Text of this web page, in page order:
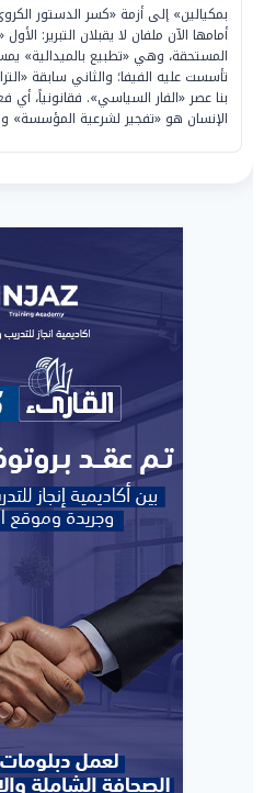
بمكيالين» إلى أزمة «كسر الدستور
أمامها الآن ملفان لا يقبلان التبرير: الأول
المستحقة، وهي «تطبيع بالميدالية»
تأسست عليه الفيفا؛ والثاني سابقة
بنا عصر «الفار السياسي». فقانونياً، أي
الإنسان هو «تفجير لشرعية المؤسسة»